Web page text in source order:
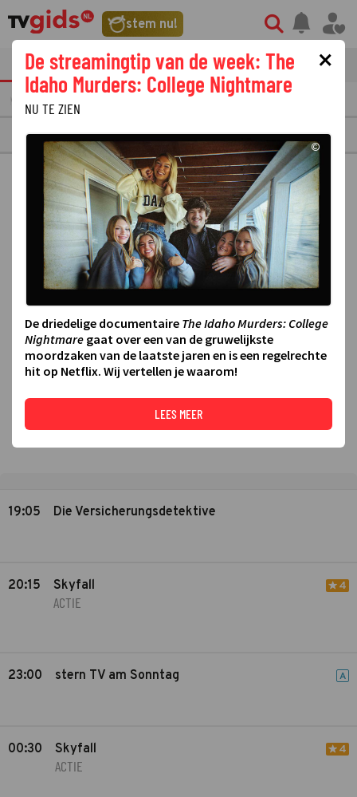
stem nu!
tvgids streaming nieuws
12 DONDERDAG
RTL
19:05 Die Versicherungsdetektive
20:15 Skyfall
ACTIE
4
23:00 stern TV am Sonntag A
00:30 Skyfall
ACTIE
4
×
De streamingtip van de week: The
Idaho Murders: College Nightmare
NU TE ZIEN
©
De driedelige documentaire The Idaho Murders: College
Nightmare gaat over een van de gruwelijkste
moordzaken van de laatste jaren en is een regelrechte
hit op Netflix. Wij vertellen je waarom!
LEES MEER